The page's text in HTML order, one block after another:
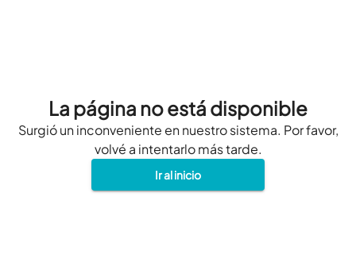
La página no está disponible
Surgió un inconveniente en nuestro sistema. Por favor,
volvé a intentarlo más tarde.
Ir al inicio